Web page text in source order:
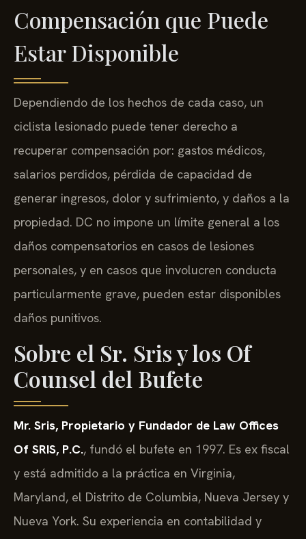
Compensación que Puede
Estar Disponible
Dependiendo de los hechos de cada caso, un
ciclista lesionado puede tener derecho a
recuperar compensación por: gastos médicos,
salarios perdidos, pérdida de capacidad de
generar ingresos, dolor y sufrimiento, y daños a la
propiedad. DC no impone un límite general a los
daños compensatorios en casos de lesiones
personales, y en casos que involucren conducta
particularmente grave, pueden estar disponibles
daños punitivos.
Sobre el Sr. Sris y los Of
Counsel del Bufete
Mr. Sris, Propietario y Fundador de Law Offices
Of SRIS, P.C., fundó el bufete en 1997. Es ex fiscal
y está admitido a la práctica en Virginia,
Maryland, el Distrito de Columbia, Nueva Jersey y
Nueva York. Su experiencia en contabilidad y